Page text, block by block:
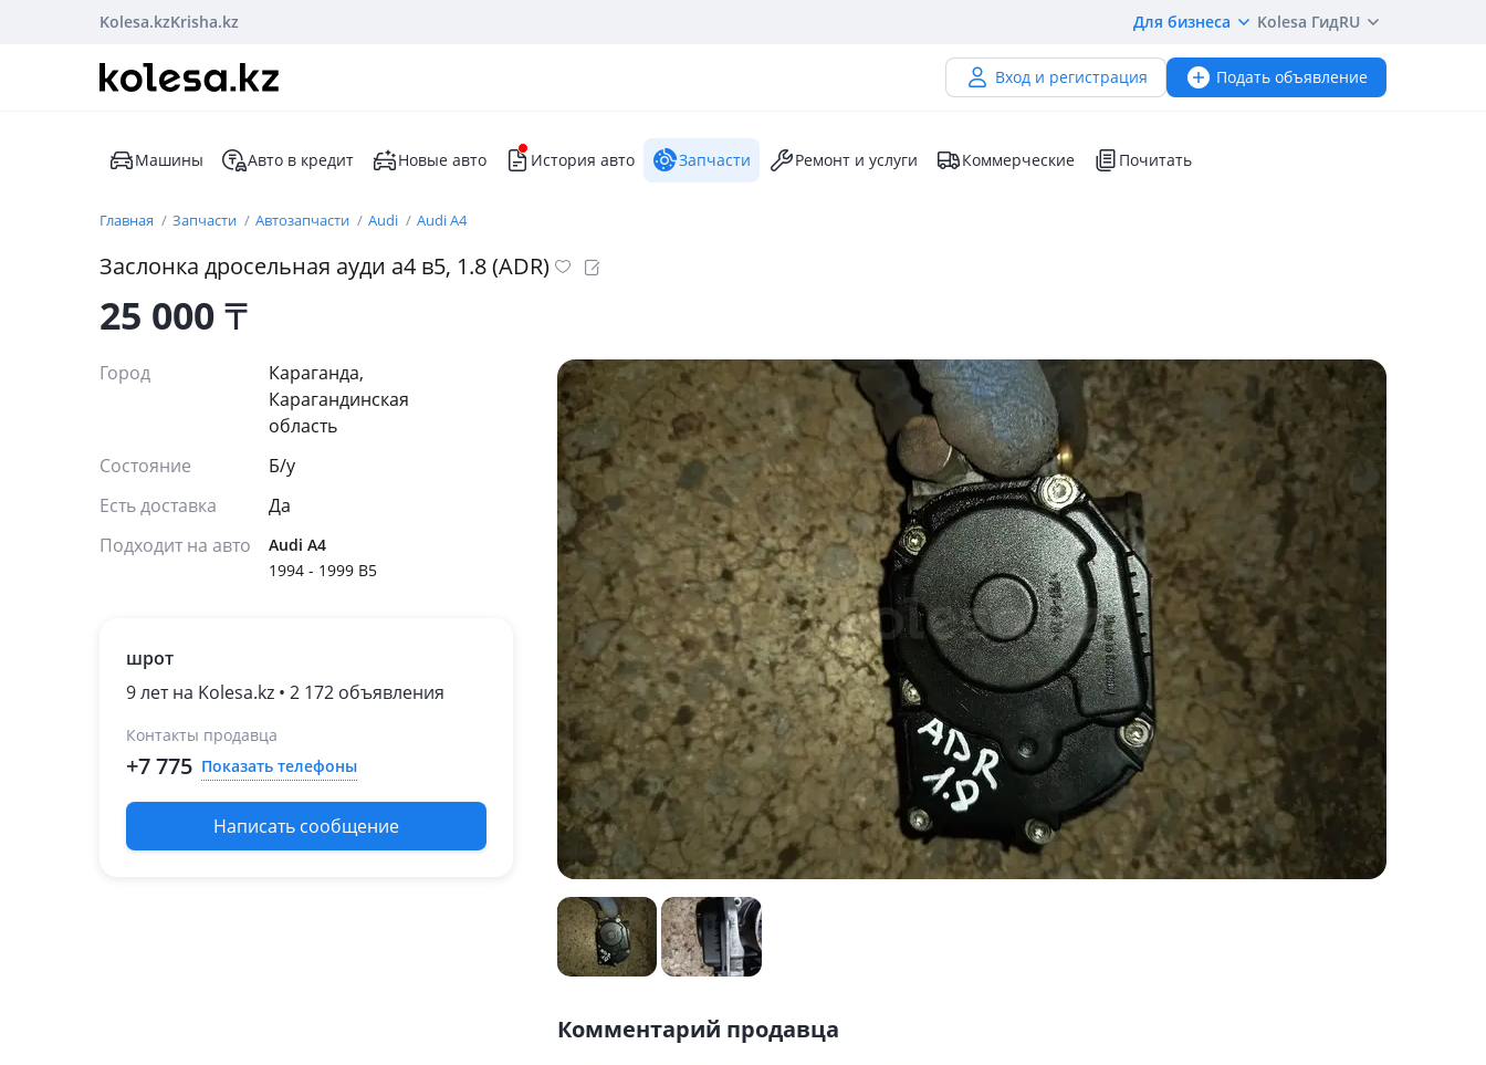
Kolesa.kzKrisha.kz Для бизнеса Kolesa ГидRU
Вход и регистрация Подать объявление
Машины Авто в кредит Новые авто История авто Запчасти Ремонт и услуги Коммерческие Почитать
Главная Запчасти Автозапчасти Audi Audi A4
Заслонка дросельная ауди а4 в5, 1.8 (ADR)
25 000₸
Город
Караганда,
Карагандинская
область
Состояние
Б/y
Есть доставка
Да
Подходит на авто
Audi A4
1994 - 1999 B5
шрот
9 лет на Kolesa.kz • 2 172 объявления
Контакты продавца
+7 775 Показать телефоны
Написать сообщение
Комментарий продавца